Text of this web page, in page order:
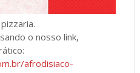
o nosso link,
afrodisiaco-